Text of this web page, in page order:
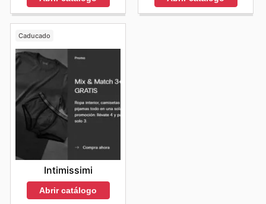
Caducado
Intimissimi
Abrir catálogo